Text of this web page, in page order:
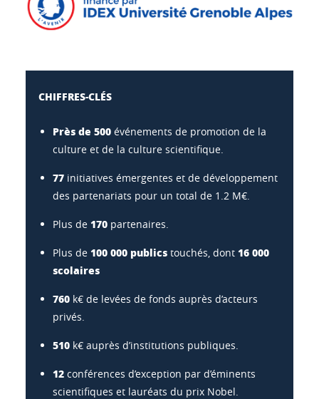
CHIFFRES-CLÉS
Près de 500 événements de promotion de la
culture et de la culture scientifique.
77 initiatives émergentes et de développement
des partenariats pour un total de 1.2 M€.
Plus de 170 partenaires.
Plus de 100 000 publics touchés, dont 16 000
scolaires
760 k€ de levées de fonds auprès d’acteurs
privés.
510 k€ auprès d’institutions publiques.
12 conférences d’exception par d’éminents
scientifiques et lauréats du prix Nobel.